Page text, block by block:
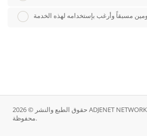
مسبقاً وأرغب بإستخدامه لهذه الخدمة
حقوق الطبع والنشر © 2026 ADJENET NETWORKS. جميع الحقوق
محفوظة.